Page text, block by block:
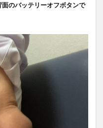
面のバッテリーオフボタンで